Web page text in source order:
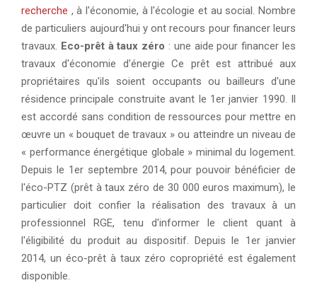
recherche , à l'économie, à l'écologie et au social. Nombre
de particuliers aujourd'hui y ont recours pour financer leurs
travaux. Eco-prêt à taux zéro : une aide pour financer les
travaux d'économie d'énergie Ce prêt est attribué aux
propriétaires qu'ils soient occupants ou bailleurs d'une
résidence principale construite avant le 1er janvier 1990. Il
est accordé sans condition de ressources pour mettre en
œuvre un « bouquet de travaux » ou atteindre un niveau de
« performance énergétique globale » minimal du logement.
Depuis le 1er septembre 2014, pour pouvoir bénéficier de
l'éco-PTZ (prêt à taux zéro de 30 000 euros maximum), le
particulier doit confier la réalisation des travaux à un
professionnel RGE, tenu d'informer le client quant à
l'éligibilité du produit au dispositif. Depuis le 1er janvier
2014, un éco-prêt à taux zéro copropriété est également
disponible.